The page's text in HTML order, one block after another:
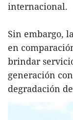
internacional.
Sin embargo,
en
brindar
generación
degradación